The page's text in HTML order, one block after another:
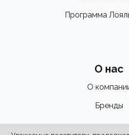
Программа
О нас
О
Бренды